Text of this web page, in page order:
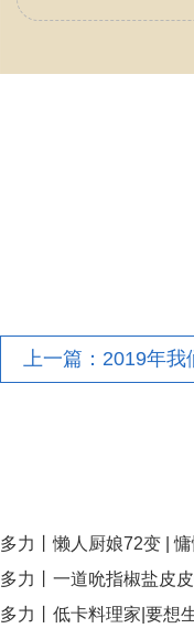
多力丨懒人厨娘72变 |
多力丨一道吮指椒盐皮
多力丨低卡料理家|要想